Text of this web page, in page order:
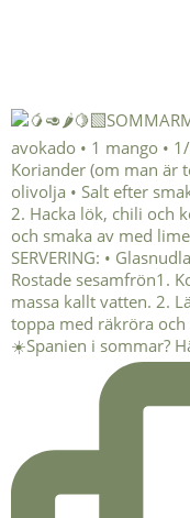
☀️Spanien i sommar?